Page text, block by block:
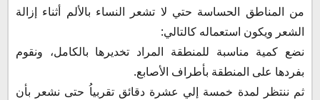
من المناطق الحساسة حتي لا تشعر النساء بالألم أثناء إزالة
الشعر ويكون استعماله كالتالي:
نضع كمية مناسبة للمنطقة المراد تخديرها بالكامل، ونقوم
بفردها على المنطقة بأطراف الأصابع.
ثم ننتظر لمدة خمسة إلي عشرة دقائق تقربياُ حتى نشعر بأن